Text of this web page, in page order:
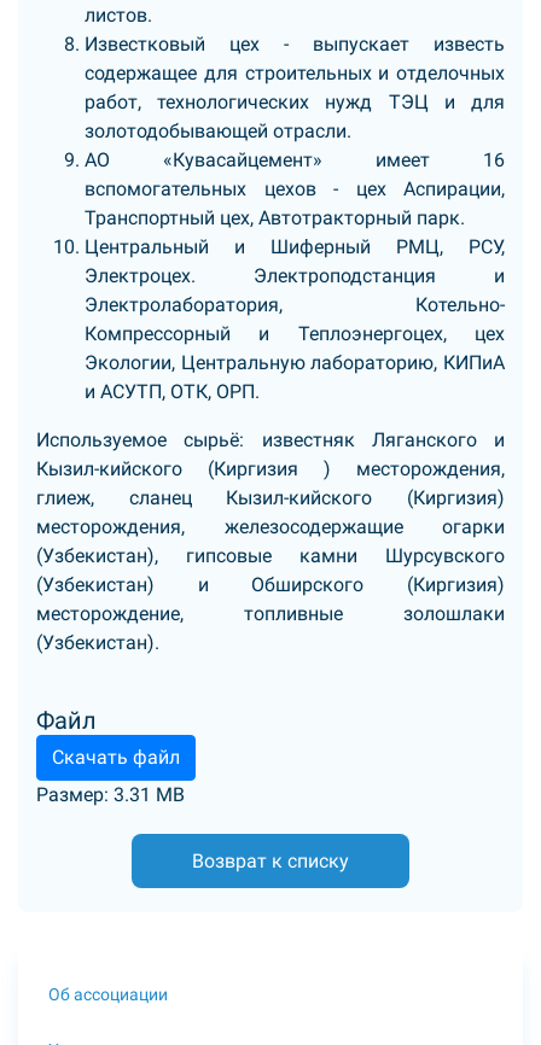
листов.
Известковый цех - выпускает известь
содержащее для строительных и отделочных
работ, технологических нужд ТЭЦ и для
золотодобывающей отрасли.
АО «Кувасайцемент» имеет 16
вспомогательных цехов - цех Аспирации,
Транспортный цех, Автотракторный парк.
Центральный и Шиферный РМЦ, РСУ,
Электроцех. Электроподстанция и
Электролаборатория, Котельно-
Компрессорный и Теплоэнергоцех, цех
Экологии, Центральную лабораторию, КИПиА
и АСУТП, ОТК, ОРП.
Используемое сырьё: известняк Ляганского и
Кызил-кийского (Киргизия ) месторождения,
глиеж, сланец Кызил-кийского (Киргизия)
месторождения, железосодержащие огарки
(Узбекистан), гипсовые камни Шурсувского
(Узбекистан) и Обширского (Киргизия)
месторождение, топливные золошлаки
(Узбекистан).
Файл
Скачать файл
Размер: 3.31 MB
Возврат к списку
Об ассоциации